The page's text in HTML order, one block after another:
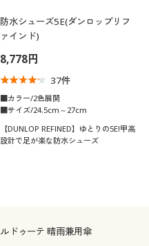
防水シューズ5E(ダンロップリフ
ァインド)
8,778円
37件
■カラー/2色展開
■サイズ/24.5cm～27cm
【DUNLOP REFINED】ゆとりの5E!甲高
設計で足が楽な防水シューズ
ルドゥーテ 晴雨兼用傘